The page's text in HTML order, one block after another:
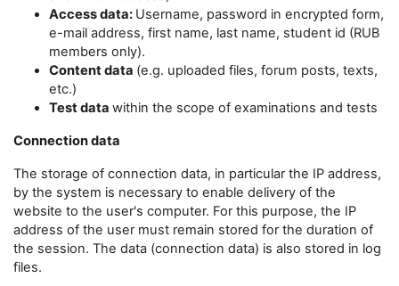
Access data: Username, password in encrypted form,
e-mail address, first name, last name, student id (RUB
members only).
Content data (e.g. uploaded files, forum posts, texts,
etc.)
Test data within the scope of examinations and tests
Connection data
The storage of connection data, in particular the IP address,
by the system is necessary to enable delivery of the
website to the user's computer. For this purpose, the IP
address of the user must remain stored for the duration of
the session. The data (connection data) is also stored in log
files.